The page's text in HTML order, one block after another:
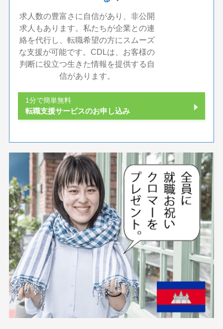
求人数の豊富さに自信があり、非公開
求人もあります。私たちが企業との連
絡を代行し、転職希望の方にスムーズ
な支援が可能です。CDLは、お客様の
判断に役立つ生きた情報を提供する自
信があります。
1分で簡単無料
転職支援サービスのお申し込み